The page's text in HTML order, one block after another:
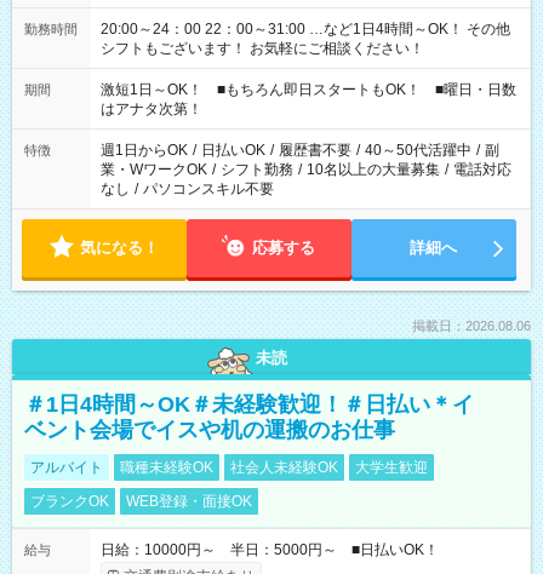
勤務時間
20:00～24：00 22：00～31:00 …など1日4時間～OK！ その他
シフトもございます！ お気軽にご相談ください！
期間
激短1日～OK！ ■もちろん即日スタートもOK！ ■曜日・日数
はアナタ次第！
特徴 週1日からOK / 日払いOK / 履歴書不要 / 40～50代活躍中 / 副
業・WワークOK / シフト勤務 / 10名以上の大量募集 / 電話対応
なし / パソコンスキル不要
気になる！ 応募する 詳細へ
掲載日：2026.08.06
未読
＃1日4時間～OK＃未経験歓迎！＃日払い＊イ
ベント会場でイスや机の運搬のお仕事
アルバイト 職種未経験OK 社会人未経験OK
大学生歓迎
ブランクOK
WEB登録・面接OK
給与
日給：10000円～ 半日：5000円～ ■日払いOK！